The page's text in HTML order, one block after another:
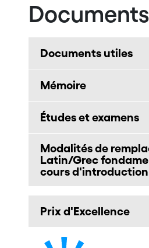
Documents utiles
Mémoire
Études et examens
Modalités de
Latin/Grec
cours d'introduction
Prix d'Excellence